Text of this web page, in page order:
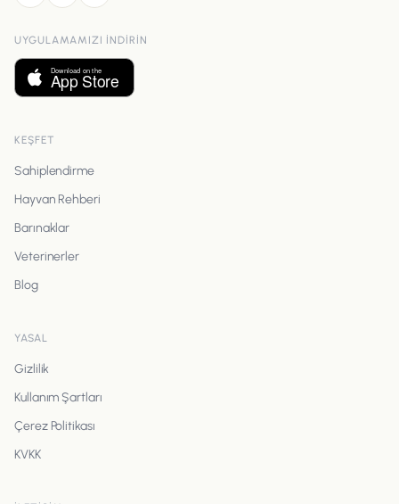
UYGULAMAMIZI INDIRIN
KEŞFET
Sahiplendirme
Hayvan Rehberi
Barınaklar
Veterinerler
Blog
YASAL
Gizlilik
Kullanım Şartları
Çerez Politikası
KVKK